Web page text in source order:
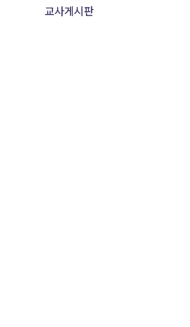
교사게시판